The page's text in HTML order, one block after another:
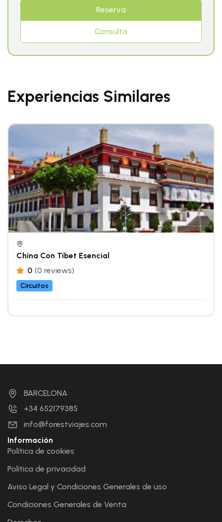
Reserva
Consulta
Experiencias Similares
China Con Tíbet Esencial
0 (0 reviews)
Circuitos
BARCELONA
+34 652179385
info@forestviajes.com
Información
Política de cookies
Política de privacidad
Aviso Legal y Condiciones Generales de uso
Condiciones Generales de Venta